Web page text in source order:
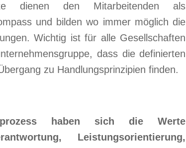
dienen den Mitarbeitenden als
und bilden wo immer möglich die
Wichtig ist für alle Gesellschaften
dass die definierten
zu Handlungsprinzipien finden.
haben sich die Werte
Leistungsorientierung,